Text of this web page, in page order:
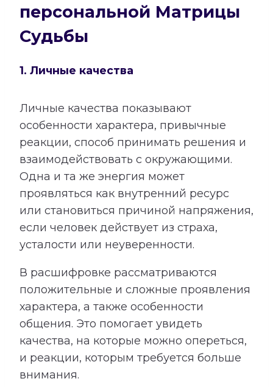
персональной Матрицы
Судьбы
1. Личные качества
Личные качества показывают
особенности характера, привычные
реакции, способ принимать решения и
взаимодействовать с окружающими.
Одна и та же энергия может
проявляться как внутренний ресурс
или становиться причиной напряжения,
если человек действует из страха,
усталости или неуверенности.
В расшифровке рассматриваются
положительные и сложные проявления
характера, а также особенности
общения. Это помогает увидеть
качества, на которые можно опереться,
и реакции, которым требуется больше
внимания.